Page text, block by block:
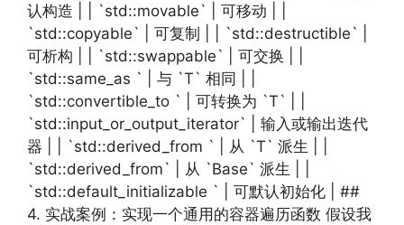
认构造 | | `std::movable` | 可移动 | |
`std::copyable` | 可复制 | | `std::destructible` |
可析构 | | `std::swappable` | 可交换 | |
`std::same_as ` | 与 `T` 相同 | |
`std::convertible_to ` | 可转换为 `T` | |
`std::input_or_output_iterator` | 输入或输出迭代
器 | | `std::derived_from ` | 从 `T` 派生 | |
`std::derived_from` | 从 `Base` 派生 | |
`std::default_initializable ` | 可默认初始化 | ##
4. 实战案例：实现一个通用的容器遍历函数 假设我